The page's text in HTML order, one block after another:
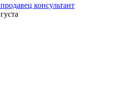
консультант